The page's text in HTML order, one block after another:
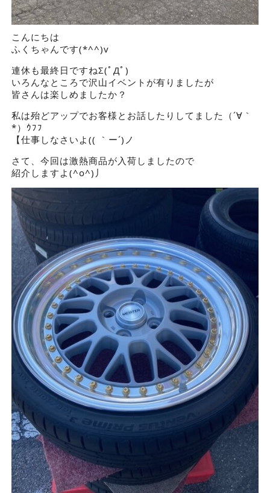
こんにちは
ふくちゃんです(*^^)v
連休も最終日ですねΣ(ﾟДﾟ)
いろんなところで沢山イベントが有りましたが
皆さんは楽しめましたか？
私は殆どアップでお客様とお話したりしてました（´∀｀
*）ｳﾌﾌ
【仕事しなさいよ(( ｀ー´)ノ
さて、今回は激熱商品が入荷しましたので
紹介しますよ(^o^)丿